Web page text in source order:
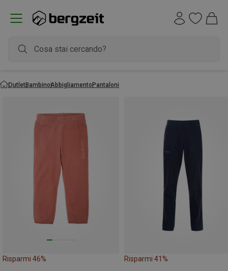
OutletBambinoAbbigliamentoPantaloni
Risparmi 46% Risparmi 41%